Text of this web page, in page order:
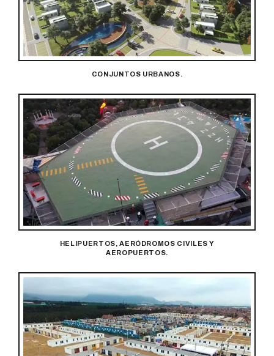
CONJUNTOS URBANOS.
HELIPUERTOS, AERÓDROMOS CIVILES Y
AEROPUERTOS.